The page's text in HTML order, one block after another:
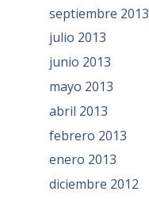
septiembre 2013
julio 2013
junio 2013
mayo 2013
abril 2013
febrero 2013
enero 2013
diciembre 2012